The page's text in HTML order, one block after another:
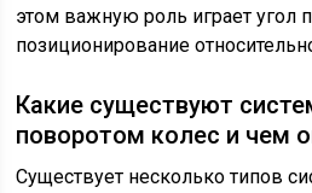
этом важную роль играет угол
позиционирование
Какие существуют
поворотом колес и чем
Существует несколько типов